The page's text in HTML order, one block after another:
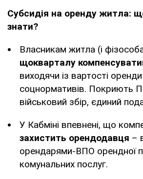
Субсидія на оренду житла:
знати?
Власникам житла (і
щокварталу
виходячи із вартості
соцнормативів. Покриють
військовий збір, єдиний
У Кабміні впевнені, що
захистить орендодавця –
орендарями-ВПО орендної
комунальних послуг.